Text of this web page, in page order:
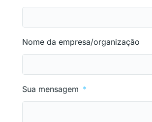
Nome da empresa/organização
Sua mensagem